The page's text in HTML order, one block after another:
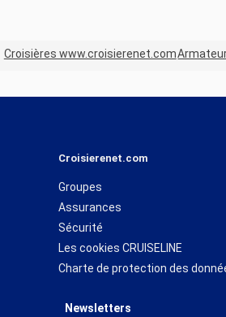
Croisières www.croisierenet.com
Croisierenet.com
Groupes
Assurances
Sécurité
Les cookies CRUISELINE
Charte de protection des
Newsletters